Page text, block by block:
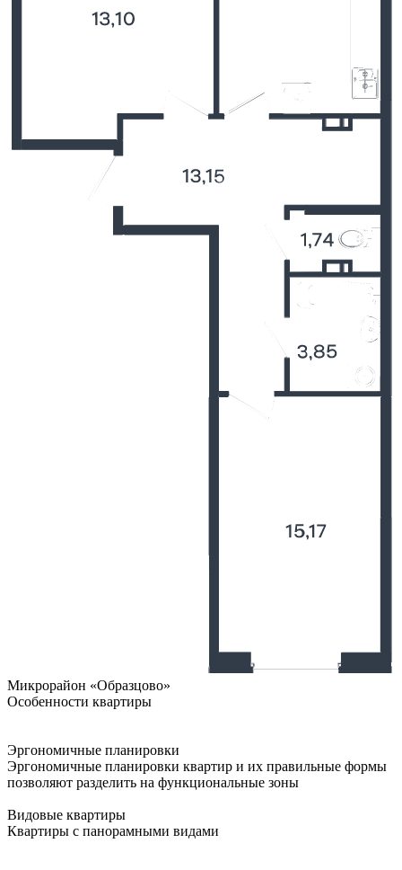
Микрорайон «Образцово»
Особенности квартиры
Эргономичные планировки
Эргономичные планировки квартир и их правильные формы
позволяют разделить на функциональные зоны
Видовые квартиры
Квартиры с панорамными видами